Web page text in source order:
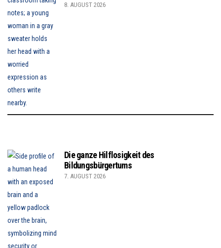
8. AUGUST 2026
Die ganze Hilflosigkeit des
Bildungsbürgertums
7. AUGUST 2026